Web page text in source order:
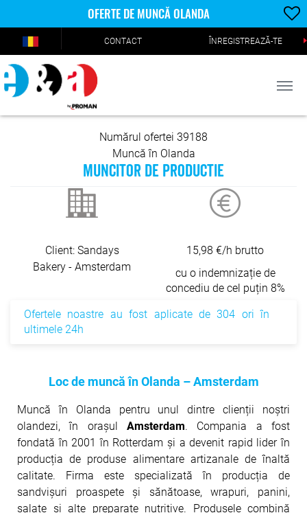
OFERTE DE MUNCĂ OLANDA
CONTACT ÎNREGISTREAZĂ-TE
Numărul ofertei 39188
Muncă în Olanda
MUNCITOR DE PRODUCTIE
Client: Sandays
Bakery - Amsterdam
15,98 €/h brutto
cu o indemnizație de
concediu de cel puțin 8%
Ofertele noastre au fost aplicate de 304 ori în
ultimele 24h
Loc de muncă în Olanda – Amsterdam
Muncă în Olanda pentru unul dintre clienții noștri
olandezi, în orașul Amsterdam. Compania a fost
fondată în 2001 în Rotterdam și a devenit rapid lider în
producția de produse alimentare artizanale de înaltă
calitate. Firma este specializată în producția de
sandvișuri proaspete și sănătoase, wrapuri, panini,
salate și alte preparate nutritive. Produsele combină